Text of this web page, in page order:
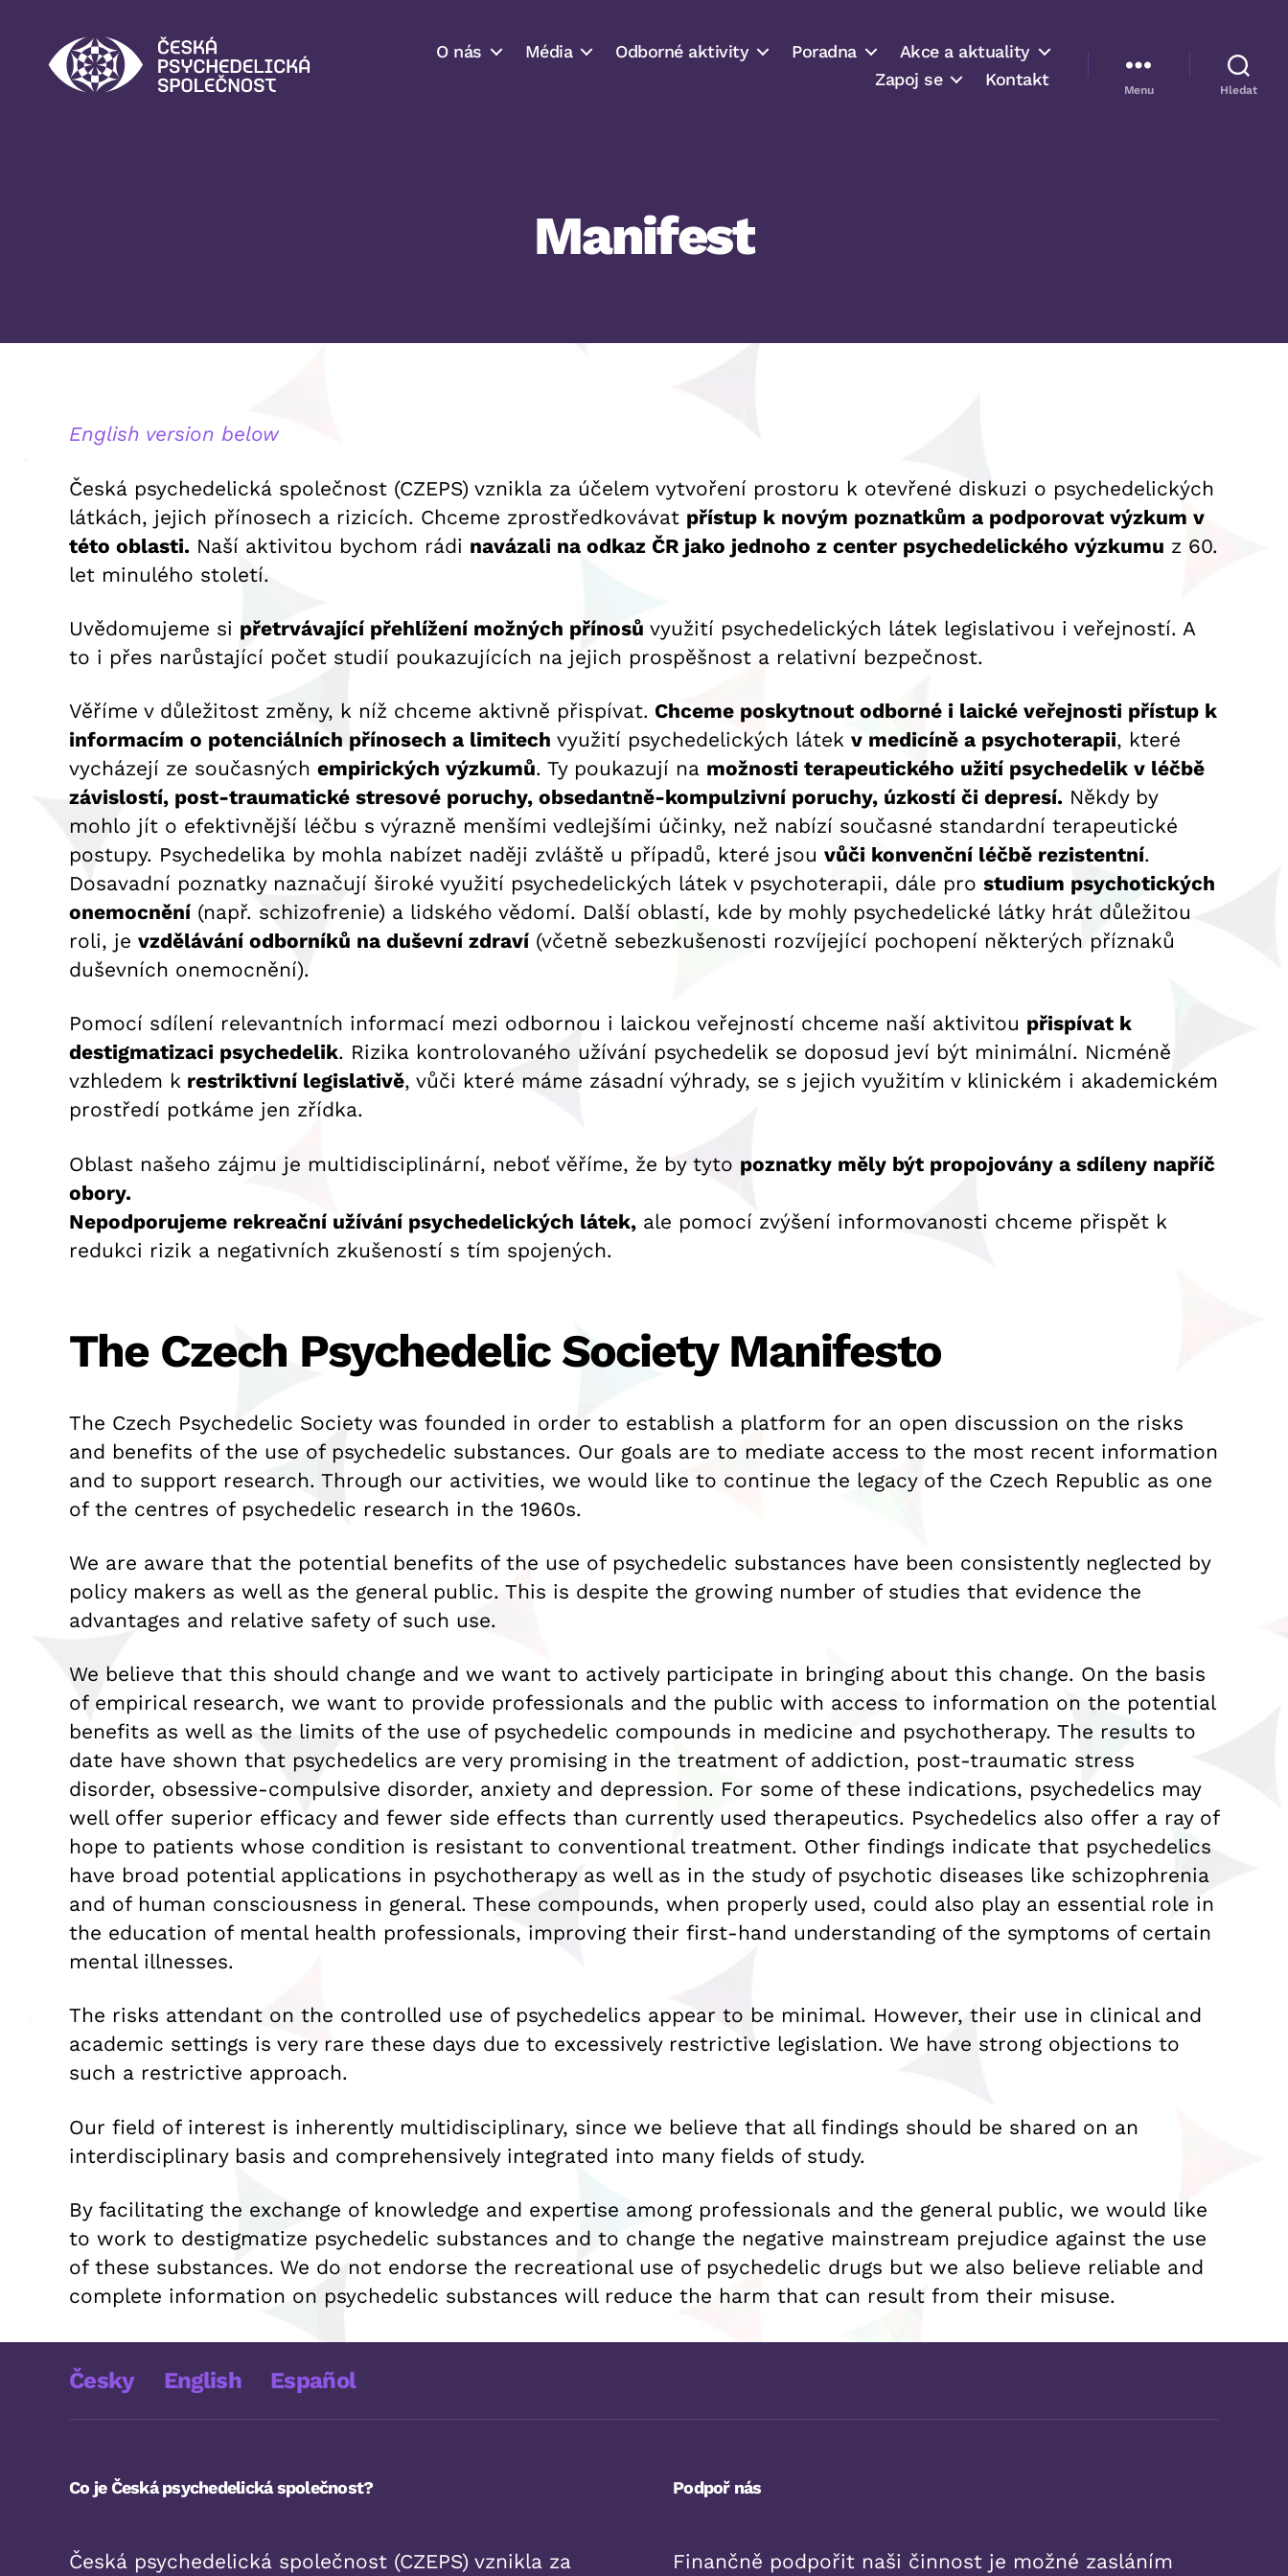
O nás Média Odborné aktivity Poradna
Akce a aktuality
Zapoj se
Kontakt
Menu Hledat
Manifest
English version below
Česká psychedelická společnost (CZEPS) vznikla za účelem vytvoření prostoru k otevřené diskuzi o psychedelických
látkách, jejich přínosech a rizicích. Chceme zprostředkovávat přístup k novým poznatkům a podporovat výzkum v
této oblasti. Naší aktivitou bychom rádi navázali na odkaz ČR jako jednoho z center psychedelického výzkumu z 60.
let minulého století.
Uvědomujeme si přetrvávající přehlížení možných přínosů využití psychedelických látek legislativou i veřejností. A
to i přes narůstající počet studií poukazujících na jejich prospěšnost a relativní bezpečnost.
Věříme v důležitost změny, k níž chceme aktivně přispívat. Chceme poskytnout odborné i laické veřejnosti přístup k
informacím o potenciálních přínosech a limitech využití psychedelických látek v medicíně a psychoterapii, které
vycházejí ze současných empirických výzkumů. Ty poukazují na možnosti terapeutického užití psychedelik v léčbě
závislostí, post-traumatické stresové poruchy, obsedantně-kompulzivní poruchy, úzkostí či depresí. Někdy by
mohlo jít o efektivnější léčbu s výrazně menšími vedlejšími účinky, než nabízí současné standardní terapeutické
postupy. Psychedelika by mohla nabízet naději zvláště u případů, které jsou vůči konvenční léčbě rezistentní.
Dosavadní poznatky naznačují široké využití psychedelických látek v psychoterapii, dále pro studium psychotických
onemocnění (např. schizofrenie) a lidského vědomí. Další oblastí, kde by mohly psychedelické látky hrát důležitou
roli, je vzdělávání odborníků na duševní zdraví (včetně sebezkušenosti rozvíjející pochopení některých příznaků
duševních onemocnění).
Pomocí sdílení relevantních informací mezi odbornou i laickou veřejností chceme naší aktivitou přispívat k
destigmatizaci psychedelik. Rizika kontrolovaného užívání psychedelik se doposud jeví být minimální. Nicméně
vzhledem k restriktivní legislativě, vůči které máme zásadní výhrady, se s jejich využitím v klinickém i akademickém
prostředí potkáme jen zřídka.
Oblast našeho zájmu je multidisciplinární, neboť věříme, že by tyto poznatky měly být propojovány a sdíleny napříč
obory.
Nepodporujeme rekreační užívání psychedelických látek, ale pomocí zvýšení informovanosti chceme přispět k
redukci rizik a negativních zkušeností s tím spojených.
The Czech Psychedelic Society Manifesto
The Czech Psychedelic Society was founded in order to establish a platform for an open discussion on the risks
and benefits of the use of psychedelic substances. Our goals are to mediate access to the most recent information
and to support research. Through our activities, we would like to continue the legacy of the Czech Republic as one
of the centres of psychedelic research in the 1960s.
We are aware that the potential benefits of the use of psychedelic substances have been consistently neglected by
policy makers as well as the general public. This is despite the growing number of studies that evidence the
advantages and relative safety of such use.
We believe that this should change and we want to actively participate in bringing about this change. On the basis
of empirical research, we want to provide professionals and the public with access to information on the potential
benefits as well as the limits of the use of psychedelic compounds in medicine and psychotherapy. The results to
date have shown that psychedelics are very promising in the treatment of addiction, post-traumatic stress
disorder, obsessive-compulsive disorder, anxiety and depression. For some of these indications, psychedelics may
well offer superior efficacy and fewer side effects than currently used therapeutics. Psychedelics also offer a ray of
hope to patients whose condition is resistant to conventional treatment. Other findings indicate that psychedelics
have broad potential applications in psychotherapy as well as in the study of psychotic diseases like schizophrenia
and of human consciousness in general. These compounds, when properly used, could also play an essential role in
the education of mental health professionals, improving their first-hand understanding of the symptoms of certain
mental illnesses.
The risks attendant on the controlled use of psychedelics appear to be minimal. However, their use in clinical and
academic settings is very rare these days due to excessively restrictive legislation. We have strong objections to
such a restrictive approach.
Our field of interest is inherently multidisciplinary, since we believe that all findings should be shared on an
interdisciplinary basis and comprehensively integrated into many fields of study.
By facilitating the exchange of knowledge and expertise among professionals and the general public, we would like
to work to destigmatize psychedelic substances and to change the negative mainstream prejudice against the use
of these substances. We do not endorse the recreational use of psychedelic drugs but we also believe reliable and
complete information on psychedelic substances will reduce the harm that can result from their misuse.
Česky English Español
Co je Česká psychedelická společnost?
Česká psychedelická společnost (CZEPS) vznikla za
Podpoř nás
Finančně podpořit naši činnost je možné zasláním